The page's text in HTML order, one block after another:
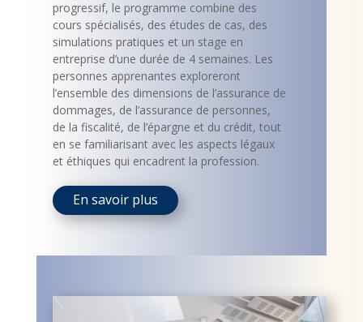
progressif, le programme combine des
cours spécialisés, des études de cas, des
simulations pratiques et un stage en
entreprise d’une durée de 4 semaines. Les
personnes apprenantes exploreront
l’ensemble des dimensions de l’assurance de
dommages, de l’assurance de personnes,
de la fiscalité, de l’épargne et du crédit, tout
en se familiarisant avec les aspects légaux
et éthiques qui encadrent la profession.
En savoir plus